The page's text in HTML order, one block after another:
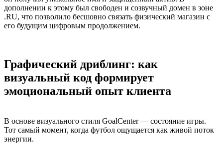
дополнении к этому был свободен и созвучный домен в зоне
.RU, что позволило бесшовно связать физический магазин с
его будущим цифровым продолжением.
Графический дриблинг: как
визуальный код формирует
эмоциональный опыт клиента
В основе визуального стиля GoalCenter — состояние игры.
Тот самый момент, когда футбол ощущается как живой поток
энергии.